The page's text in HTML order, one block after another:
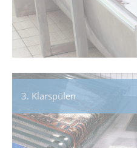
3. Klarspülen